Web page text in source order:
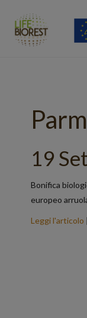
19
Bonifica
europeo
Leggi l'articolo